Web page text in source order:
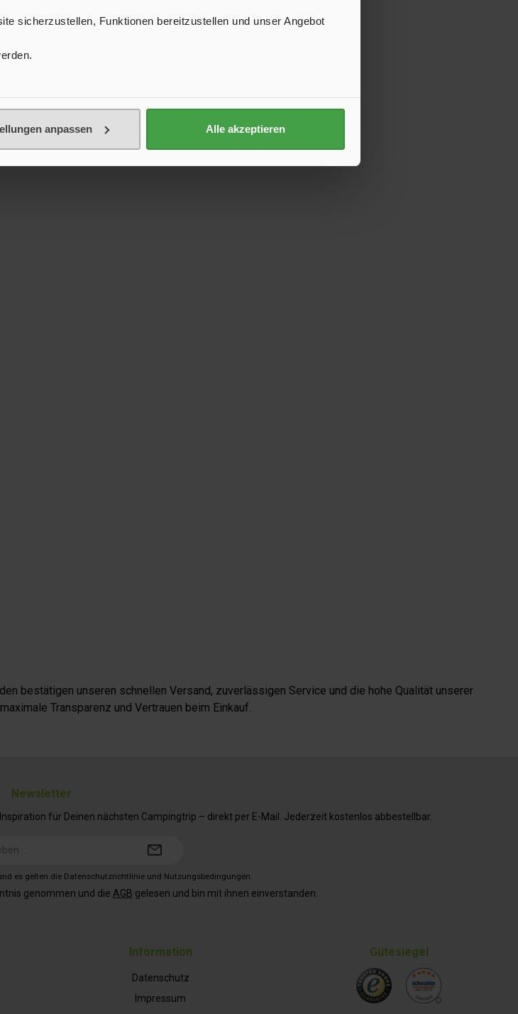
sicherzustellen, Funktionen bereitzustellen und unser Angebot
anpassen Alle akzeptieren
bestätigen unseren schnellen Versand, zuverlässigen Service und die hohe Qualität unserer
Transparenz und Vertrauen beim Einkauf.
Information
Datenschutz
Impressum
Gütesiegel
Newsletter
für Deinen nächsten Campingtrip – direkt per E-Mail. Jederzeit kostenlos abbestellbar.
Mail-
es gelten die Datenschutzrichtlinie und Nutzungsbedingungen.
genommen und die AGB gelesen und bin mit ihnen einverstanden.